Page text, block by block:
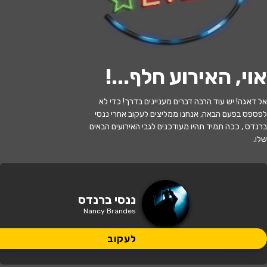
האירוע חלף
ננסי ברנדס ואסנת שיר-וישינסקי – החיים
זה לא שחור לבן
מתי?21:30 | 07.07
תל אביב•גריי תל אביב
כמה עולה?120 ₪
אוי, האירוע חלף...!
אל דאגה! יש עוד הרבה דברים מעניינים בדרך! כדי לא
לפספס בפעם הבאה, אנחנו ממליצים לעקוב אחרי ננסי
ברנדס , ככה תמיד תהיו מעודכנים לגבי האירועים הבאים
שלו.
ננסי ברנדס
Nancy Brandes
לעקוב